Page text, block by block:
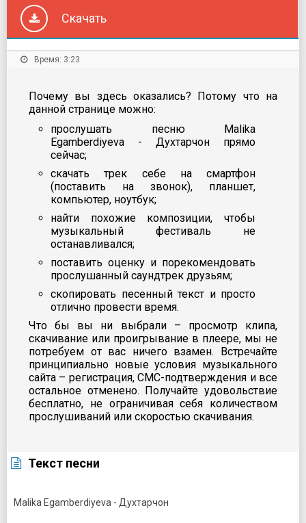
Скачать
Время: 3:23
Почему вы здесь оказались? Потому что на
данной странице можно:
прослушать песню Malika
Egamberdiyeva - Духтарчон прямо
сейчас;
скачать трек себе на смартфон
(поставить на звонок), планшет,
компьютер, ноутбук;
найти похожие композиции, чтобы
музыкальный фестиваль не
останавливался;
поставить оценку и порекомендовать
прослушанный саундтрек друзьям;
скопировать песенный текст и просто
отлично провести время.
Что бы вы ни выбрали – просмотр клипа,
скачивание или проигрывание в плеере, мы не
потребуем от вас ничего взамен. Встречайте
принципиально новые условия музыкального
сайта – регистрация, СМС-подтверждения и все
остальное отменено. Получайте удовольствие
бесплатно, не ограничивая себя количеством
прослушиваний или скоростью скачивания.
Текст песни
Malika Egamberdiyeva - Духтарчон